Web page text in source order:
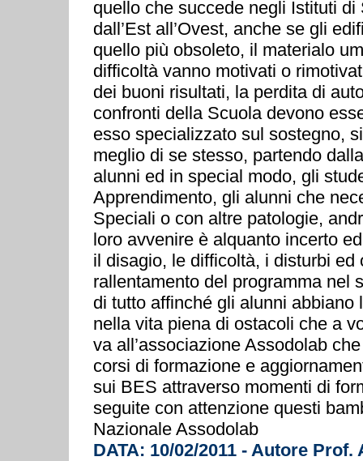
quello che succede negli Istituti
dall’Est all’Ovest, anche se gli
quello più obsoleto, il materialo
difficoltà vanno motivati o
dei buoni risultati, la perdita di
confronti della Scuola devono
esso specializzato sul sostegno,
meglio di se stesso, partendo
alunni ed in special modo, gli
Apprendimento, gli alunni che
Speciali o con altre patologie,
loro avvenire è alquanto incerto
il disagio, le difficoltà, i disturbi
rallentamento del programma nel
di tutto affinché gli alunni
nella vita piena di ostacoli che a
va all’associazione Assodolab
corsi di formazione e
sui BES attraverso momenti di
seguite con attenzione questi
Nazionale Assodolab
DATA: 10/02/2011 - Autore